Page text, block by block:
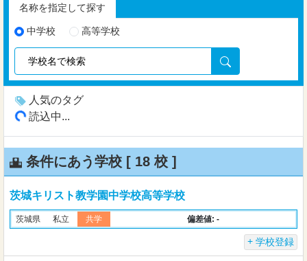
名称を指定して探す
中学校 高等学校
人気のタグ
読込中...
条件にあう学校 [ 18 校 ]
茨城キリスト教学園中学校高等学校
茨城県 私立 共学 偏差値: -
学校登録